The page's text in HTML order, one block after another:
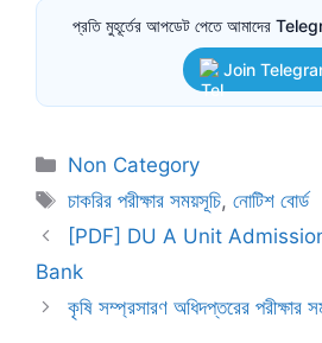
প্রতি মুহূর্তের আপডেট পেতে আমাদের
Join
Categories
Non Category
Tags
চাকরির পরীক্ষার সময়সূচি,নোটিশ বোর্ড
[PDF] DU A Unit
Bank
কৃষি সম্প্রসারণ অধিদপ্তরের পরীক্ষার